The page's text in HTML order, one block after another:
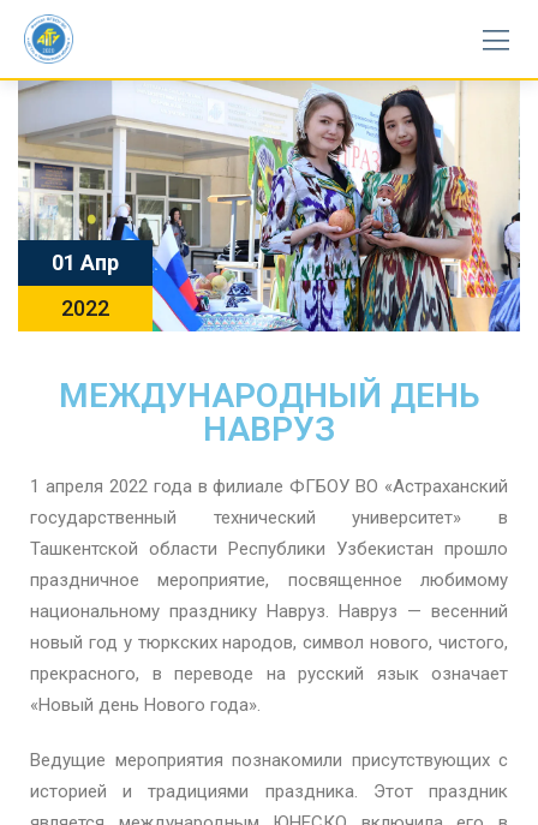
01 Апр
2022
МЕЖДУНАРОДНЫЙ ДЕНЬ
НАВРУЗ
1 апреля 2022 года в филиале ФГБОУ ВО «Астраханский
государственный технический университет» в
Ташкентской области Республики Узбекистан прошло
праздничное мероприятие, посвященное любимому
национальному празднику Навруз. Навруз — весенний
новый год у тюркских народов, символ нового, чистого,
прекрасного, в переводе на русский язык означает
«Новый день Нового года».
Ведущие мероприятия познакомили присутствующих с
историей и традициями праздника. Этот праздник